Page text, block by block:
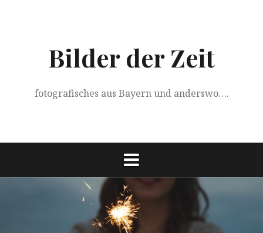
Bilder der Zeit
fotografisches aus Bayern und anderswo….